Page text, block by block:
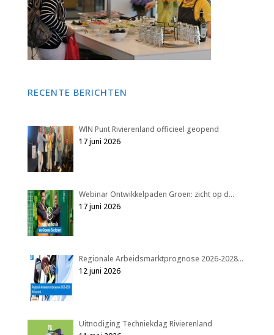
RECENTE BERICHTEN
WIN Punt Rivierenland officieel geopend
17 juni 2026
Webinar Ontwikkelpaden Groen: zicht op d…
17 juni 2026
Regionale Arbeidsmarktprognose 2026-2028…
12 juni 2026
Uitnodiging Techniekdag Rivierenland